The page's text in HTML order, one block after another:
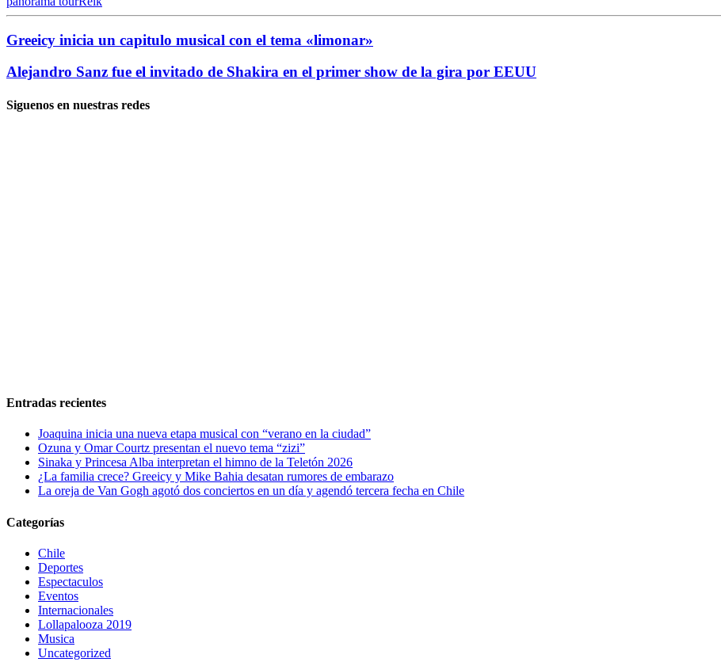
Greeicy inicia un capitulo musical con el tema «limonar»
Alejandro Sanz fue el invitado de Shakira en el primer show de la gira por EEUU
Siguenos en nuestras redes
Entradas recientes
Joaquina inicia una nueva etapa musical con “verano en la ciudad”
Ozuna y Omar Courtz presentan el nuevo tema “zizi”
Sinaka y Princesa Alba interpretan el himno de la Teletón 2026
¿La familia crece? Greeicy y Mike Bahia desatan rumores de embarazo
La oreja de Van Gogh agotó dos conciertos en un día y agendó tercera fecha en Chile
Categorías
Chile
Deportes
Espectaculos
Eventos
Internacionales
Lollapalooza 2019
Musica
Uncategorized